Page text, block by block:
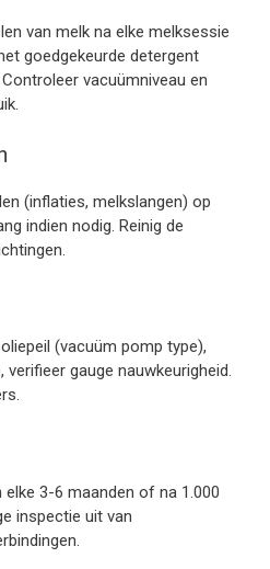
van melk na elke melksessie
goedgekeurde detergent
vacuümniveau en
(inflaties, melkslangen) op
indien nodig. Reinig de
(vacuüm pomp type),
gauge nauwkeurigheid.
3-6 maanden of na 1.000
inspectie uit van